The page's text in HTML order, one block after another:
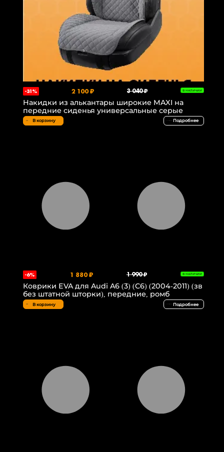
-31% 2 100 ₽ 3 040 ₽ В НАЛИЧИИ
Накидки из алькантары широкие MAXI на
передние сиденья универсальные серые
В корзину Подробнее
-6% 1 880 ₽ 1 990 ₽ В НАЛИЧИИ
Коврики EVA для Audi A6 (3) (C6) (2004-2011) (зв
без штатной шторки), передние, ромб
В корзину Подробнее